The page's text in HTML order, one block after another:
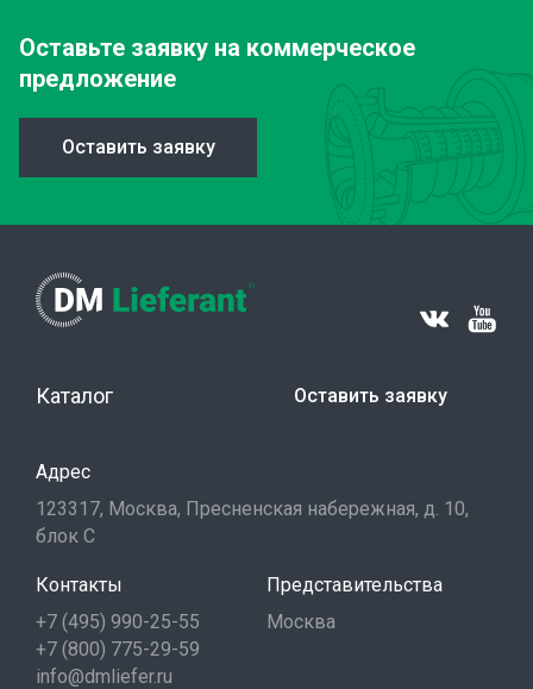
Оставьте заявку на коммерческое
предложение
Оставить заявку
Каталог Оставить заявку
Адрес
123317, Москва, Пресненская набережная, д. 10,
блок С
Контакты
+7 (495) 990-25-55
+7 (800) 775-29-59
info@dmliefer.ru
Представительства
Москва